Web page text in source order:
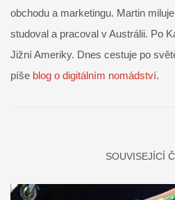
obchodu a marketingu. Martin
studoval a pracoval v Austrálii. Po
Jižní Ameriky. Dnes cestuje po
píše blog o digitálním nomádství.
SOUVISEJÍCÍ